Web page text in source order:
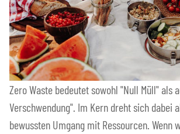
Zero Waste bedeutet sowohl "Null Müll" als
Verschwendung". Im Kern dreht sich dabei
bewussten Umgang mit Ressourcen. Wenn